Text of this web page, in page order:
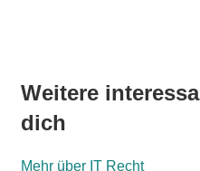
Weitere
dich
Mehr über IT Recht